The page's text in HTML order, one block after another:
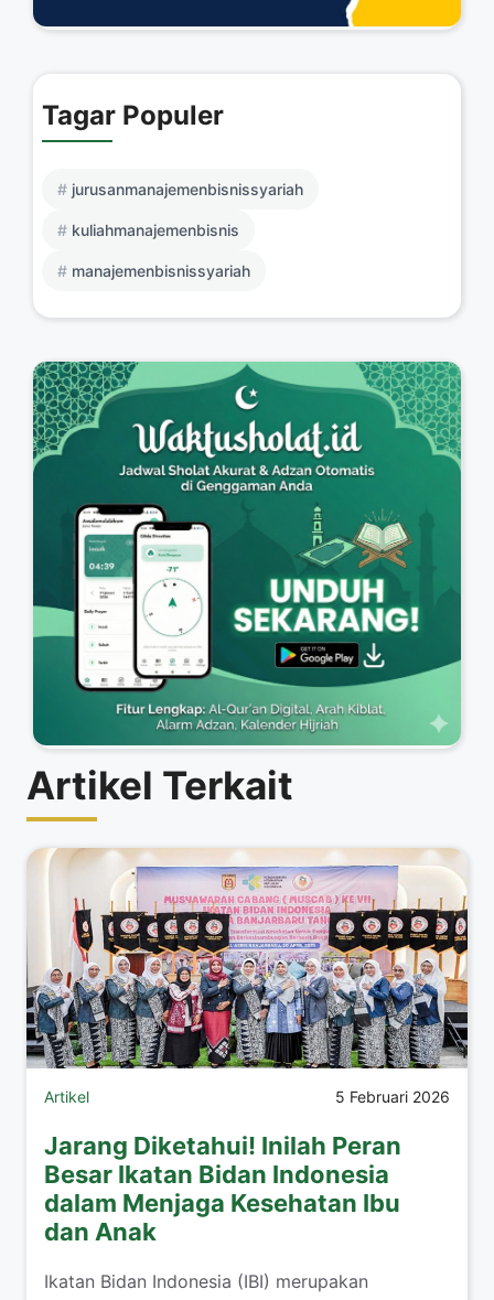
Tagar Populer
jurusanmanajemenbisnissyariah
kuliahmanajemenbisnis
manajemenbisnissyariah
Artikel Terkait
Artikel 5 Februari 2026
Jarang Diketahui! Inilah Peran
Besar Ikatan Bidan Indonesia
dalam Menjaga Kesehatan Ibu
dan Anak
Ikatan Bidan Indonesia (IBI) merupakan